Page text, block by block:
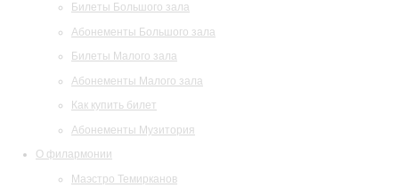
Билеты Большого зала
Абонементы Большого зала
Билеты Малого зала
Абонементы Малого зала
Как купить билет
Абонементы Музитория
О филармонии
Маэстро Темирканов